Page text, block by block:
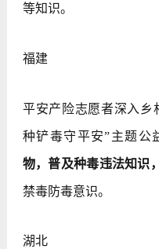
等知识。
福建
平安产险志愿者深入乡
种铲毒守平安”主题公
物，普及种毒违法知识，
禁毒防毒意识。
湖北